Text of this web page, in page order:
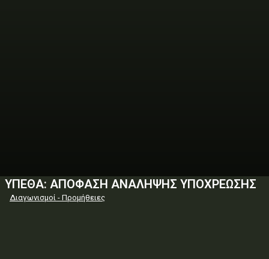
ΥΠΕΘΑ: ΑΠΟΦΑΣΗ ΑΝΑΛΗΨΗΣ ΥΠΟΧΡΕΩΣΗΣ
Διαγωνισμοί - Προμήθειες